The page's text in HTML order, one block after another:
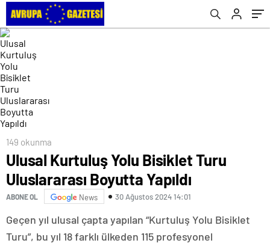
149 okunma
Ulusal Kurtuluş Yolu Bisiklet Turu
Uluslararası Boyutta Yapıldı
ABONE OL News 30 Ağustos 2024 14:01
Geçen yıl ulusal çapta yapılan “Kurtuluş Yolu Bisiklet
Turu”, bu yıl 18 farklı ülkeden 115 profesyonel